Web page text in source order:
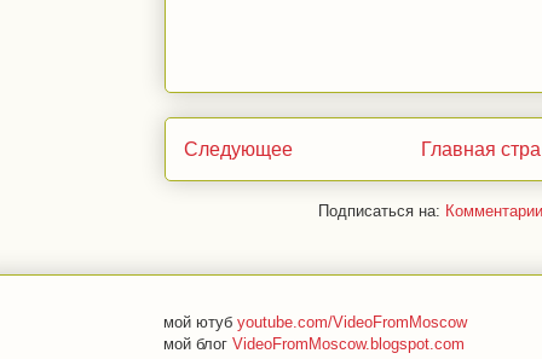
Следующее Главная
Подписаться на:
мой ютуб youtube.com/VideoFromMoscow
мой блог VideoFromMoscow.blogspot.com